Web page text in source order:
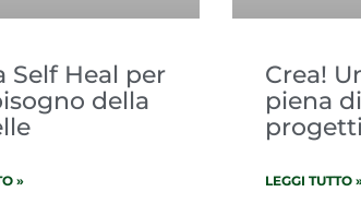
Self Heal per
della
»
Crea!
piena
progetti
LEGGI TUTTO